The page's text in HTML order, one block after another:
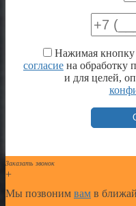
Нажимая кнопку
согласие на обработку
и для целей,
Заказать звонок
+
Мы позвоним вам в